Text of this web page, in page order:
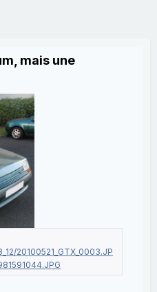
mais une